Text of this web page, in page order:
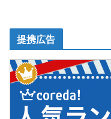
提携広告